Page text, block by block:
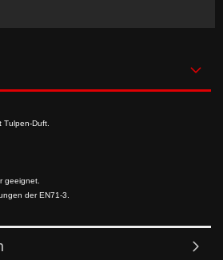
Tulpen-Duft.
geeignet.
der EN71-3.